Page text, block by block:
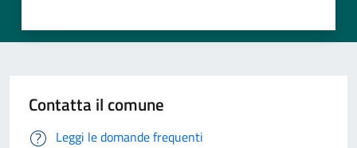
Contatta il comune
Leggi le domande frequenti